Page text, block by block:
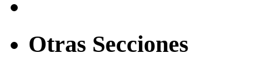
Otras Secciones